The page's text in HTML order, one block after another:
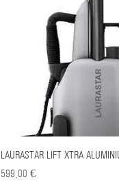
Γρήγορη προβολή
LAURASTAR LIFT XTRA
Τιμή
599,00 €